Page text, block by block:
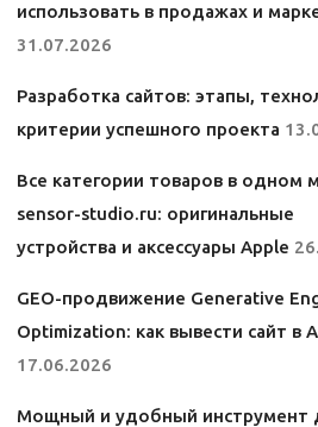
использовать в продажах и
31.07.2026
Разработка сайтов: этапы,
критерии успешного проекта
Все категории товаров в одном
sensor-studio.ru: оригинальные
устройства и аксессуары Apple
GEO-продвижение Generative
Optimization: как вывести сайт в
17.06.2026
Мощный и удобный инструмент